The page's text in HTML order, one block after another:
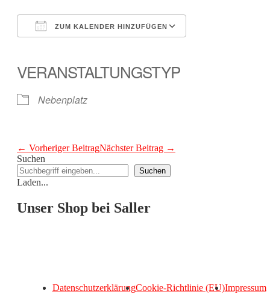
ZUM KALENDER HINZUFÜGEN
VERANSTALTUNGSTYP
Nebenplatz
Beitragsnavigation
← Vorheriger BeitragNächster Beitrag →
Suchen
Suchen
Laden...
Unser Shop bei Saller
DatenschutzerklärungCookie-Richtlinie (EU)Impressum